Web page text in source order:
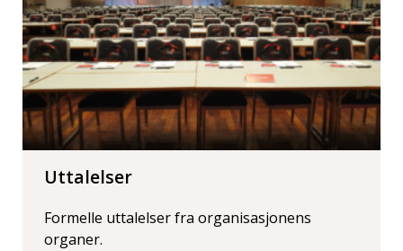
Uttalelser
Formelle uttalelser fra organisasjonens
organer.